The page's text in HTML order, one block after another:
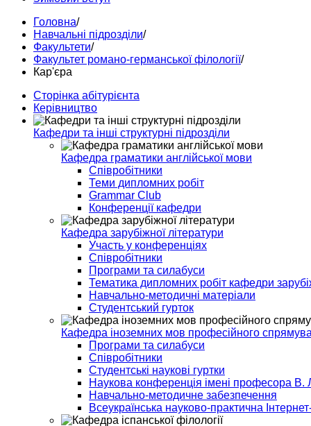
Головна/
Навчальні підрозділи/
Факультети/
Факультет романо-германської філології/
Кар'єра
Сторінка абітурієнта
Керівництво
Кафедри та інші структурні підрозділи
Кафедра граматики англійської мови
Співробітники
Теми дипломних робіт
Grammar Club
Конференції кафедри
Кафедра зарубіжної літератури
Участь у конференціях
Співробітники
Програми та силабуси
Тематика дипломних робіт кафедри
Навчально-методичні матеріали
Студентський гурток
Кафедра іноземних мов професійного
Програми та силабуси
Співробітники
Студентські наукові гуртки
Наукова конференція імені професора В.
Навчально-методичне забезпечення
Всеукраїнська науково-практична